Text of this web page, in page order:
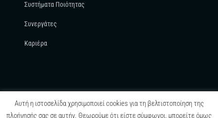
Συστήματα Ποιότητας
Συνεργάτες
Καριέρα
Αυτή η ιστοσελίδα χρησιμοποιεί cookies για τη βελτιστοποίηση της
πλοήγησής σας σε αυτήν. Θεωρούμε ότι είστε σύμφωνοι, μπορείτε όμως